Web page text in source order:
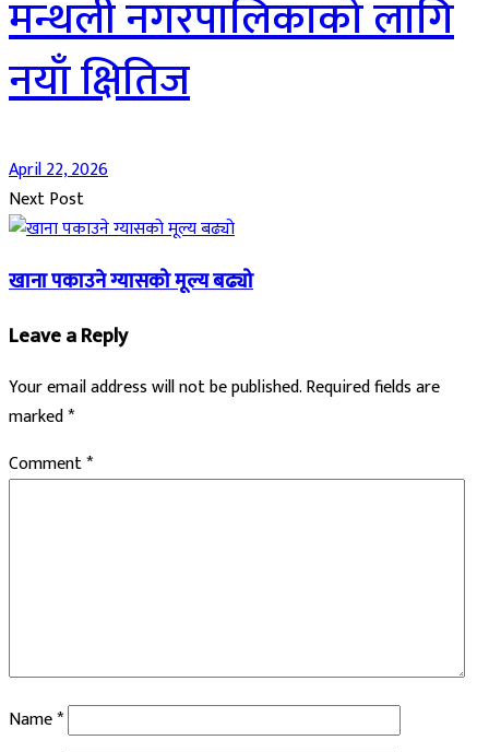
मन्थली नगरपालिकाको लागि
नयाँ क्षितिज
April 22, 2026
Next Post
खाना पकाउने ग्यासको मूल्य बढ्यो
Leave a Reply
Your email address will not be published.Required fields are
marked*
Comment*
Name*